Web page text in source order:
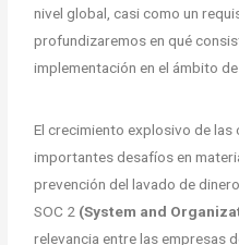
nivel global, casi como un
profundizaremos en qué
implementación en el ámbito
El crecimiento explosivo de
importantes desafíos en
prevención del lavado de
SOC 2 (System and
relevancia entre las empresas